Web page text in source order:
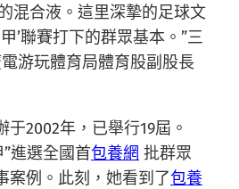
混合液。這里深摯的足球文
’聯賽打下的群眾基本。”三
游玩體育局體育股副股長
于2002年，已舉行19屆。
進選全國首包養網 批群眾
案例。此刻，她看到了包養